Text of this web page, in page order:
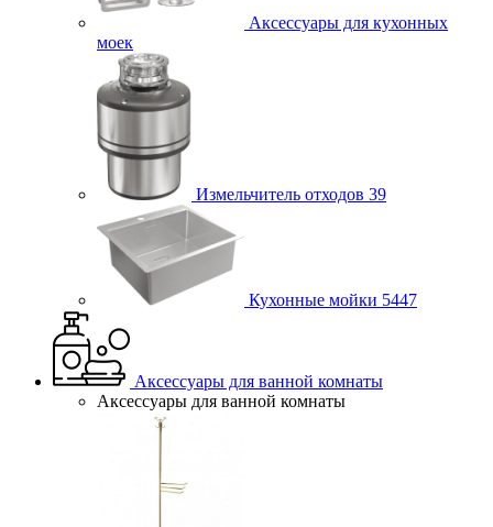
Аксессуары для кухонных
моек
Измельчитель отходов 39
Кухонные мойки 5447
Аксессуары для ванной комнаты
Аксессуары для ванной комнаты